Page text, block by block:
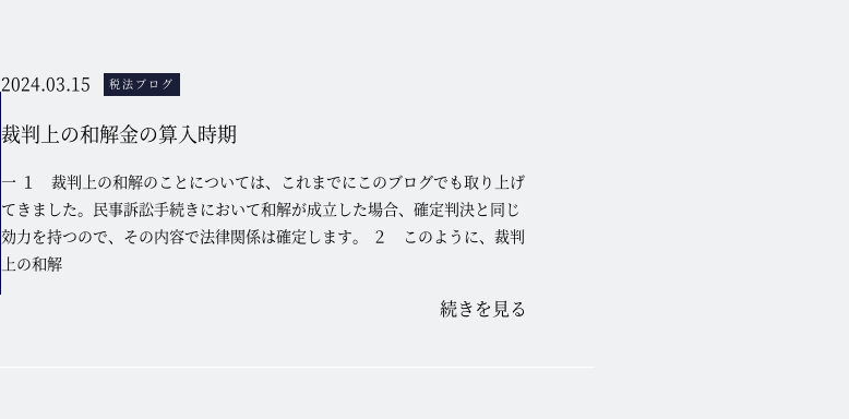
2024.03.15 税法ブログ
裁判上の和解金の算入時期
一 １ 裁判上の和解のことについては、これまでにこのブログでも取り上げ
てきました。民事訴訟手続きにおいて和解が成立した場合、確定判決と同じ
効力を持つので、その内容で法律関係は確定します。 ２ このように、裁判
上の和解
続きを見る